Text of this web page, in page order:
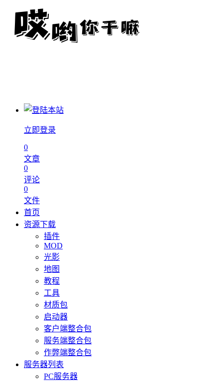
立即登录
0
文章
0
评论
0
文件
首页
资源下载
插件
MOD
光影
地图
教程
工具
材质包
启动器
客户端整合包
服务端整合包
作弊端整合包
服务器列表
PC服务器